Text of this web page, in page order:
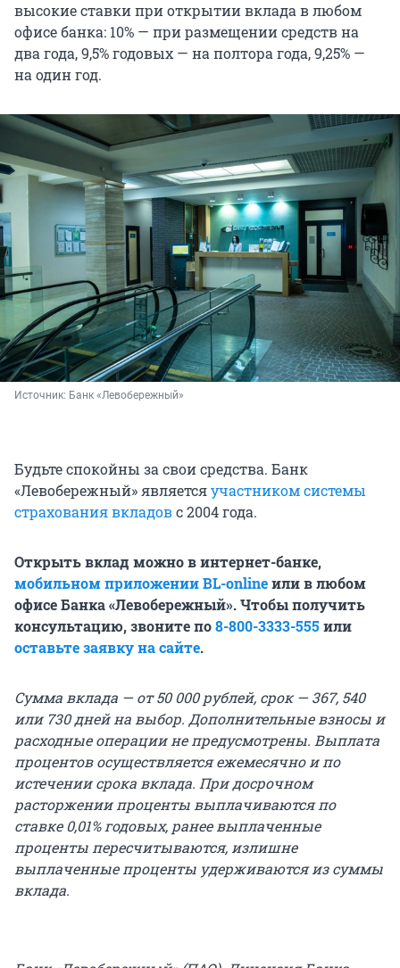
высокие ставки при открытии вклада в любом
офисе банка: 10% — при размещении средств на
два года, 9,5% годовых — на полтора года, 9,25% —
на один год.
Источник: Банк «Левобережный»
Будьте спокойны за свои средства. Банк
«Левобережный» являетсяучастником системы
страхования вкладовс 2004 года.
Открыть вклад можно в интернет-банке,
мобильном приложении BL-onlineили в любом
офисе Банка «Левобережный». Чтобы получить
консультацию, звоните по8-800-3333-555 или
оставьте заявку на сайте.
Сумма вклада — от 50 000 рублей, срок — 367, 540
или 730 дней на выбор. Дополнительные взносы и
расходные операции не предусмотрены. Выплата
процентов осуществляется ежемесячно и по
истечении срока вклада. При досрочном
расторжении проценты выплачиваются по
ставке 0,01% годовых, ранее выплаченные
проценты пересчитываются, излишне
выплаченные проценты удерживаются из суммы
вклада.